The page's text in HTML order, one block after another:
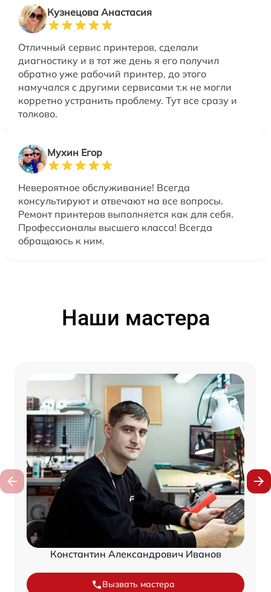
Кузнецова Анастасия
Отличный сервис принтеров, сделали
диагностику и в тот же день я его получил
обратно уже рабочий принтер, до этого
намучался с другими сервисами т.к не могли
корретно устранить проблему. Тут все сразу и
толково.
Мухин Егор
Невероятное обслуживание! Всегда
консультируют и отвечают на все вопросы.
Ремонт принтеров выполняется как для себя.
Профессионалы высшего класса! Всегда
обращаюсь к ним.
Наши мастера
Константин Александрович Иванов
Вызвать мастера